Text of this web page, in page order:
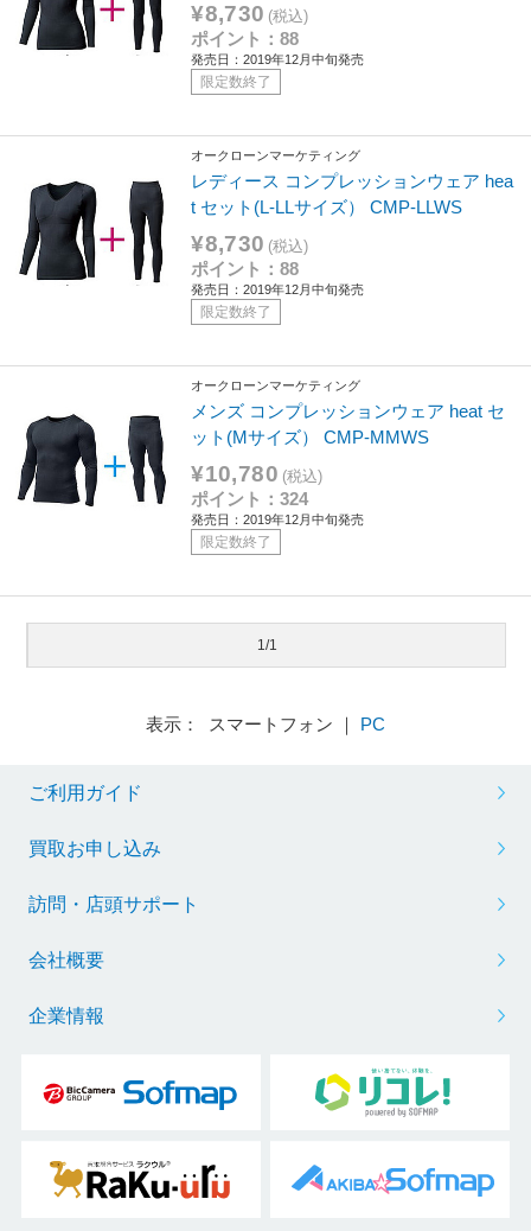
¥8,730 (税込)
ポイント：88
発売日：2019年12月中旬発売
限定数終了
オークローンマーケティング
レディース コンプレッションウェア hea
t セット(L-LLサイズ） CMP-LLWS
¥8,730 (税込)
ポイント：88
発売日：2019年12月中旬発売
限定数終了
オークローンマーケティング
メンズ コンプレッションウェア heat セ
ット(Mサイズ） CMP-MMWS
¥10,780 (税込)
ポイント：324
発売日：2019年12月中旬発売
限定数終了
1/1
表示： スマートフォン ｜ PC
ご利用ガイド
買取お申し込み
訪問・店頭サポート
会社概要
企業情報